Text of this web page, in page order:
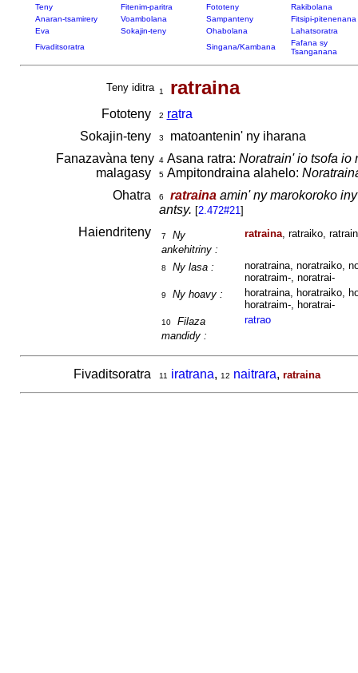
Teny Fitenim-paritra Fototeny
Rakibolana
Anaran-tsamirery
Voambolana Sampanteny
Fitsipi-pitenenana
Eva
Sokajin-teny Ohabolana
Lahatsoratra
Fivaditsoratra
Singana/Kambana
Fafana sy
Tsanganana
Teny iditra 1 ratraina
Fototeny 2 ratra
Sokajin-teny
3
matoantenin' ny iharana
Fanazavàna teny
malagasy
4Asana ratra: Noratrain' io tsofa io
5Ampitondraina alahelo:
Ohatra
6 ratrainaamin' ny marokoroko
antsy. [2.472#21]
Haiendriteny 7
Ny
ankehitriny :
ratraina, ratraiko,
8 Ny lasa :
noratraina, noratraiko,
noratraim-, noratrai-
9 Ny hoavy :
horatraina, horatraiko,
horatraim-, horatrai-
10
Filaza
mandidy :
ratrao
Fivaditsoratra 11 iratrana, 12 naitrara, ratraina